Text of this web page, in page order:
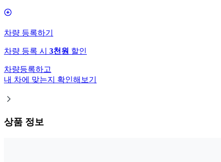
차량 등록하기
차량 등록 시 3천원 할인
차량등록하고
내 차에 맞는지 확인해보기
상품 정보